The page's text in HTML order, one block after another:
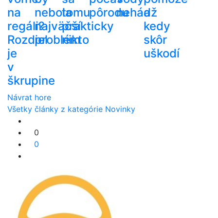
na
regáli?
Rozdiel
je
v
škrupine
nebola
najväčší
problém
tomu
prakticky
nikto
pôrodunehádž
a
kedy
skôr
uškodí
Návrat hore
Všetky články z kategórie Novinky
0
0